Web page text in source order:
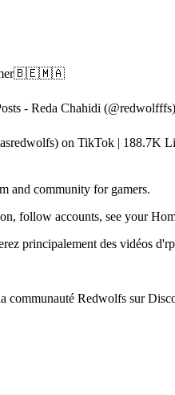
- Reda Chahidi
on TikTok | 188.7K
and community for gamers.
follow accounts, see your
principalement des vidéos
communauté Redwolfs sur